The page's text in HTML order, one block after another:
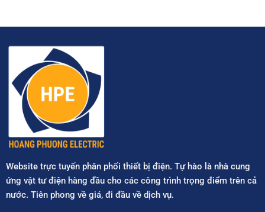
Website trực tuyến phân phối thiết bị điện. Tự hào là nhà cung
ứng vật tư điện hàng đầu cho các công trình trọng điểm trên cả
nước. Tiên phong về giá, đi đầu về dịch vụ.